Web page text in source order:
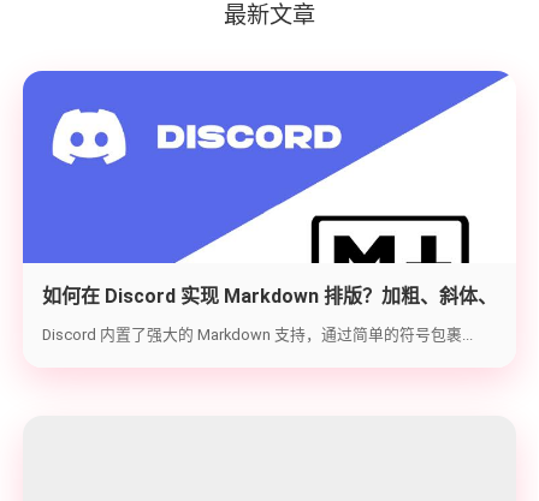
最新文章
如何在 Discord 实现 Markdown 排版？加粗、斜体、
代码块与隐藏文字教学
Discord 内置了强大的 Markdown 支持，通过简单的符号包裹...